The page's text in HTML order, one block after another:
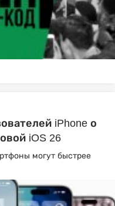
iPhone о
iOS 26
могут быстрее